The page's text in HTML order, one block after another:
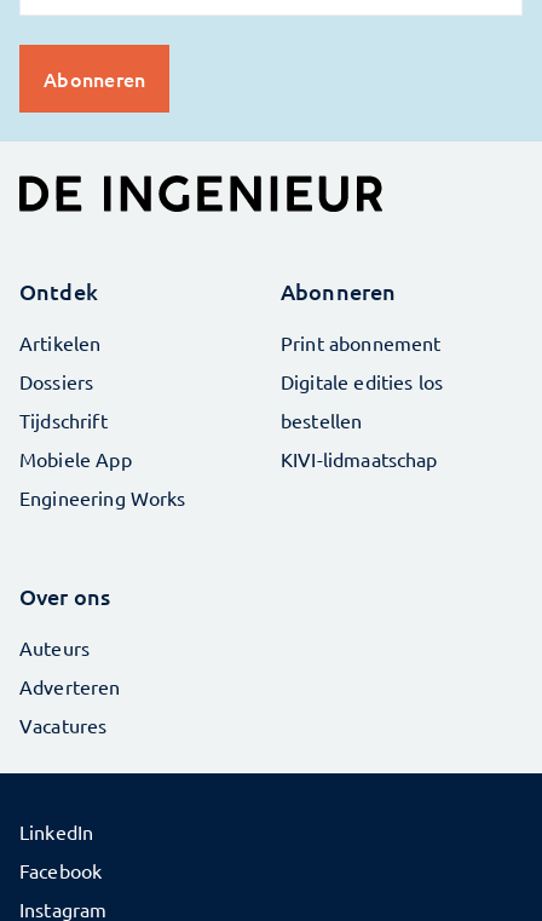
Ontdek
Artikelen
Dossiers
Tijdschrift
Mobiele App
Engineering Works
Abonneren
Print abonnement
Digitale edities los
bestellen
KIVI-lidmaatschap
Over ons
Auteurs
Adverteren
Vacatures
LinkedIn
Facebook
Instagram